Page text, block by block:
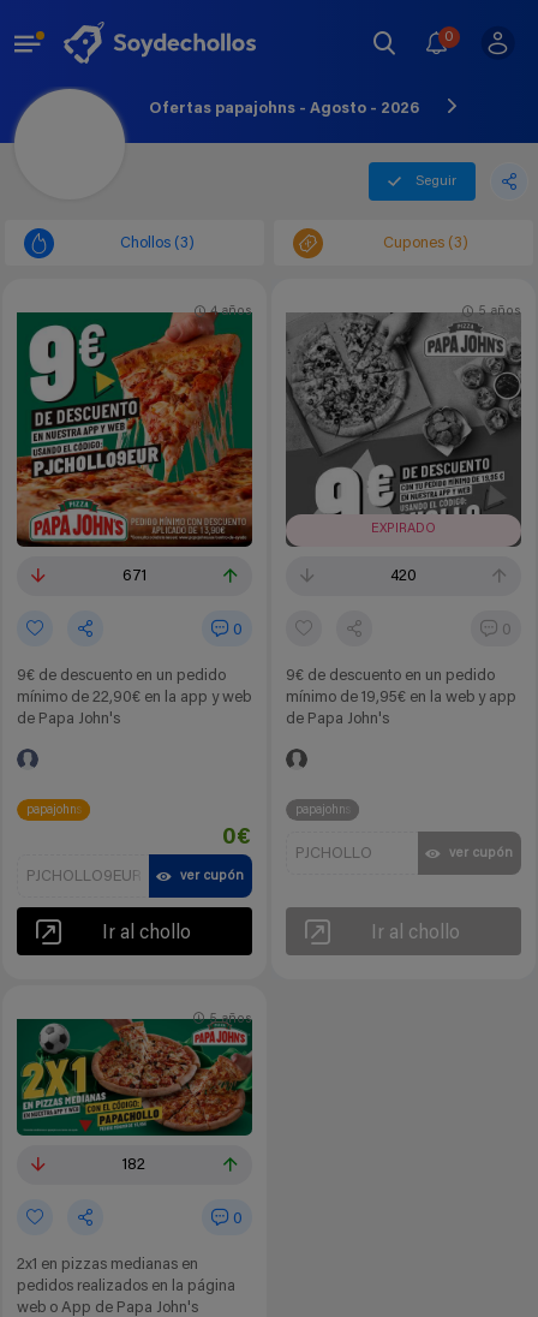
0
Ofertas papajohns - Agosto - 2026
Seguir
Chollos (3) Cupones (3)
671
0
9€ de descuento en un pedido
mínimo de 22,90€ en la app y web
de Papa John's
4 años
papajohns
0€
PJCHOLLO9EUR ver cupón
Ir al chollo
EXPIRADO
420
0
9€ de descuento en un pedido
mínimo de 19,95€ en la web y app
de Papa John's
5 años
papajohns
PJCHOLLO ver cupón
Ir al chollo
182
0
2x1 en pizzas medianas en
pedidos realizados en la página
web o App de Papa John's
5 años